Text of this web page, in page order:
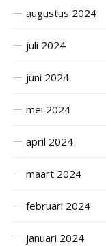
augustus 2024
juli 2024
juni 2024
mei 2024
april 2024
maart 2024
februari 2024
januari 2024